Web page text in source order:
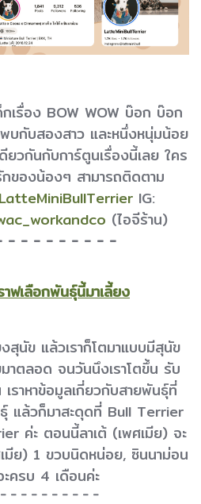
กเรื่อง BOW WOW บ๊อก บ๊อก
พบกับสองสาว และหนึ่งหนุ่มน้อย
ยวกันกับการ์ตูนเรื่องนี้เลย ใคร
ของน้องๆ สามารถติดตาม
LatteMiniBullTerrier IG:
(ไอจีร้าน)
- - - - - - - - -
ฟเลือกพันธุ์นี้มาเลี้ยง
สุนัข แล้วเราก็โตมาแบบมีสุนัข
ตลอด จนวันนึงเราโตขึ้น รับ
าหาข้อมูลเกี่ยวกับสายพันธุ์ที่
แล้วก็มาสะดุดที่ Bull Terrier
ค่ะ ตอนนี้ลาเต้ (เพศเมีย) จะ
มีย) 1 ขวบนิดหน่อย, ซินนาม่อน
ครบ 4 เดือนค่ะ
- - - - - - - - -